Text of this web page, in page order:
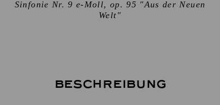
Sinfonie Nr. 9 e-Moll, op. 95 "Aus der Neuen
Welt"
Beschreibung